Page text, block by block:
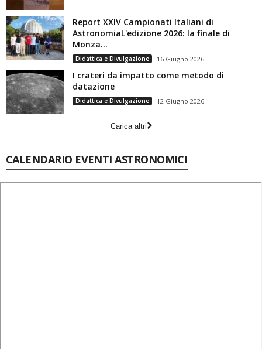
Report XXIV Campionati Italiani di
AstronomiaL'edizione 2026: la finale di
Monza...
Didattica e Divulgazione 16 Giugno 2026
I crateri da impatto come metodo di
datazione
Didattica e Divulgazione 12 Giugno 2026
Carica altri
CALENDARIO EVENTI ASTRONOMICI